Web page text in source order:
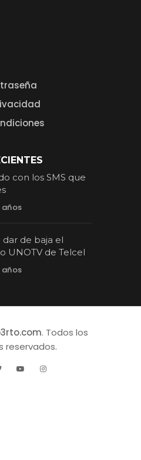
con los SMS que
años
dar de baja el
UNOTV de Telcel
años
. Todos los
reservados.